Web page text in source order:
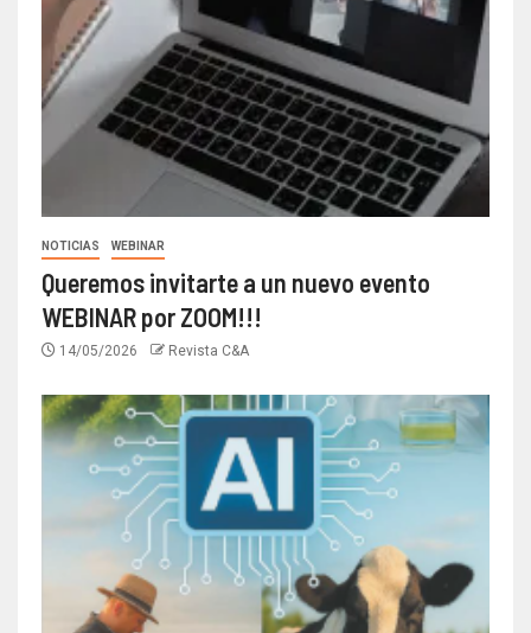
NOTICIAS WEBINAR
Queremos invitarte a un nuevo evento
WEBINAR por ZOOM!!!
14/05/2026 Revista C&A